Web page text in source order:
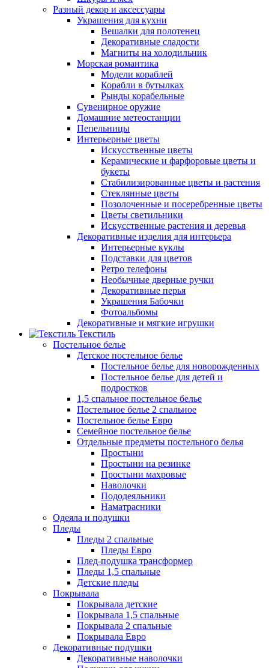
Разный декор и аксессуары
Украшения для кухни
Вешалки для полотенец
Декоративные сладости
Магниты на холодильник
Морская романтика
Модели кораблей
Корабли в бутылках
Рынды корабельные
Сувенирное оружие
Домашние метеостанции
Пепельницы
Интерьерные цветы
Искусственные цветы
Керамические и фарфоровые цветы и
букеты
Стабилизированные цветы и растения
Стеклянные цветы
Позолоченные и посеребренные цветы
Цветы светильники
Искусственные растения и деревья
Декоративные изделия для интерьера
Интерьерные куклы
Подставки для цветов
Ретро телефоны
Необычные дверные ручки
Декоративные перья
Украшения Бабочки
Фотоальбомы
Декоративные и мягкие игрушки
Текстиль
Постельное белье
Детское постельное белье
Постельное белье для новорожденных
Постельное белье для детей и
подростков
1,5 спальное постельное белье
Постельное белье 2 спальное
Постельное белье Евро
Семейное постельное белье
Отдельные предметы постельного белья
Простыни
Простыни на резинке
Простыни махровые
Наволочки
Пододеяльники
Наматрасники
Одеяла и подушки
Пледы
Пледы 2 спальные
Пледы Евро
Плед-подушка трансформер
Пледы 1,5 спальные
Детские пледы
Покрывала
Покрывала детские
Покрывала 1,5 спальные
Покрывала 2 спальные
Покрывала Евро
Декоративные подушки
Декоративные наволочки